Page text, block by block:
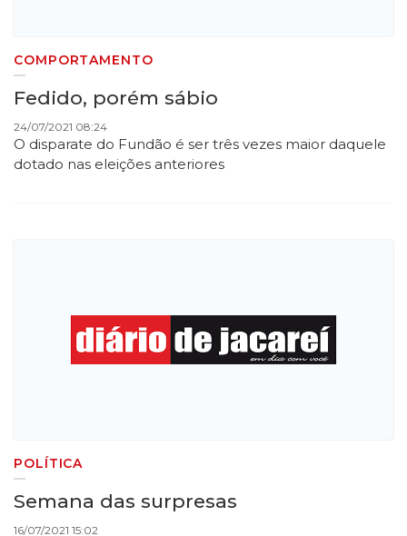
COMPORTAMENTO
Fedido, porém sábio
24/07/2021 08:24
O disparate do Fundão é ser três vezes maior daquele
dotado nas eleições anteriores
POLÍTICA
Semana das surpresas
16/07/2021 15:02